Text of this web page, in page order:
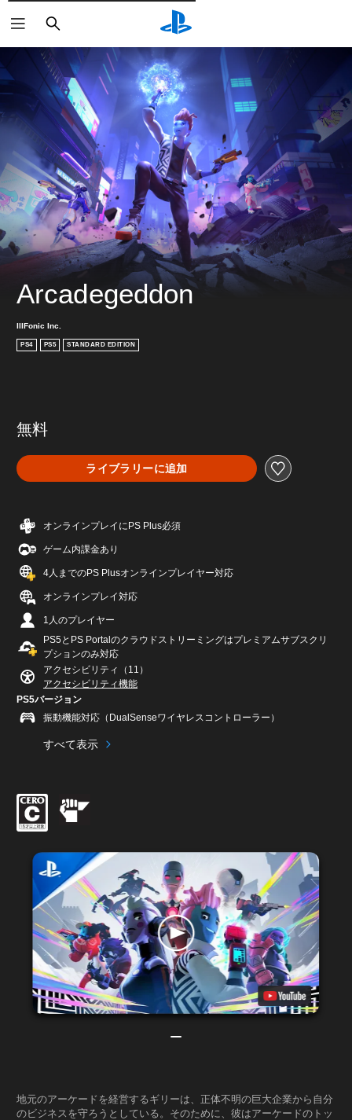
検
索
Arcadegeddon
IllFonic Inc.
PS4 PS5 STANDARD EDITION
無料
ライブラリーに追加
オンラインプレイにPS Plus必須
ゲーム内課金あり
4人までのPS Plusオンラインプレイヤー対応
オンラインプレイ対応
1人のプレイヤー
PS5とPS Portalのクラウドストリーミングはプレミアムサブスクリ
プションのみ対応
アクセシビリティ（11）
アクセシビリティ機能
PS5バージョン
振動機能対応（DualSenseワイヤレスコントローラー）
すべて表示
地元のアーケードを経営するギリーは、正体不明の巨大企業から自分
のビジネスを守ろうとしている。そのために、彼はアーケードのトッ